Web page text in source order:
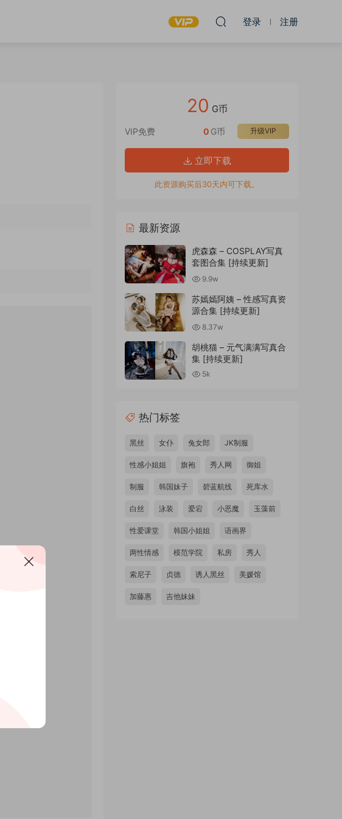
登录 注册
20 G币
VIP免费 升级VIP
0 G币
立即下载
此资源购买后30天内可下载。
最新资源
虎森森 – COSPLAY写真
套图合集 [持续更新]
9.9w
苏嫣嫣阿姨 – 性感写真资
源合集 [持续更新]
8.37w
胡桃猫 – 元气满满写真合
集 [持续更新]
5k
热门标签
黑丝 女仆 兔女郎 JK制服
性感小姐姐 旗袍 秀人网 御姐
制服 韩国妹子 碧蓝航线 死库水
白丝 泳装 爱宕 小恶魔 玉藻前
性爱课堂 韩国小姐姐 语画界
两性情感 模范学院 私房 秀人
索尼子 贞德 诱人黑丝 美媛馆
加藤惠 吉他妹妹